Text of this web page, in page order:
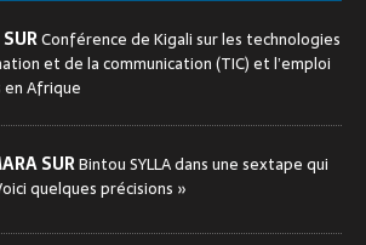
Conférence de Kigali sur les technologies
et de la communication (TIC) et l’emploi
en Afrique
SURBintou SYLLA dans une sextape qui
quelques précisions »